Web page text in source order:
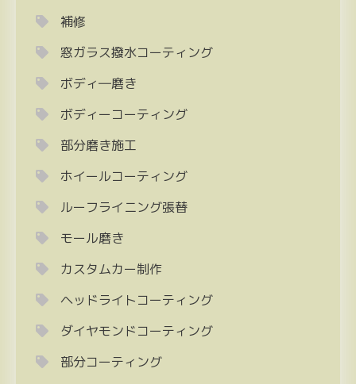
補修
窓ガラス撥水コーティング
ボディ―磨き
ボディーコーティング
部分磨き施工
ホイールコーティング
ルーフライニング張替
モール磨き
カスタムカー制作
ヘッドライトコーティング
ダイヤモンドコーティング
部分コーティング